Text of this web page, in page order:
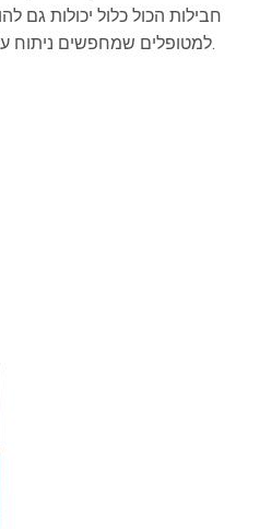
חבילות הכול כלול יכולות גם
למטופלים שמחפשים ניתוח עיצוב ישבן ברזילאי בטורקיה.